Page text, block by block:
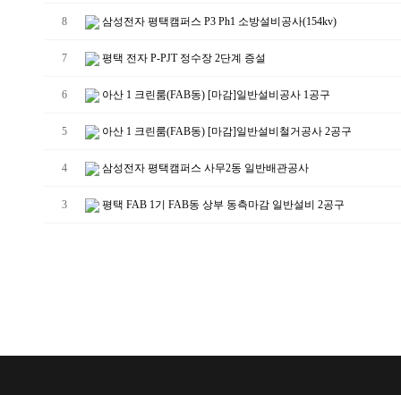
8 삼성전자 평택캠퍼스 P3 Ph1 소방설비공사(154kv)
7 평택 전자 P-PJT 정수장 2단계 증설
6 아산 1 크린룸(FAB동) [마감]일반설비공사 1공구
5 아산 1 크린룸(FAB동) [마감]일반설비철거공사 2공구
4 삼성전자 평택캠퍼스 사무2동 일반배관공사
3 평택 FAB 1기 FAB동 상부 동측마감 일반설비 2공구